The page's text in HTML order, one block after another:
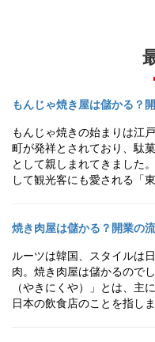
もんじゃ焼き屋は儲かる？
もんじゃ焼きの始まりは江
町が発祥とされており、駄
として親しまれてきました
して観光客にも愛される「
焼き肉屋は儲かる？開業の
ルーツは韓国、スタイルは
肉。焼き肉屋は儲かるので
（やきにくや）」とは、主
日本の飲食店のことを指し